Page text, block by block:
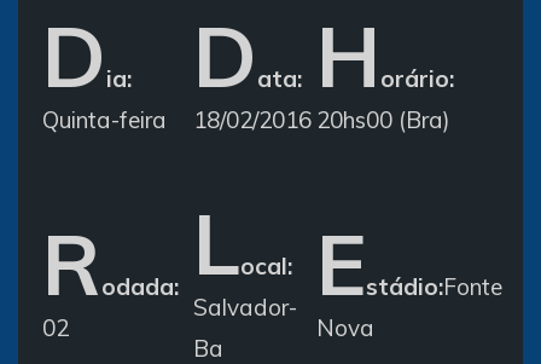
D ia:
Quinta-feira
D ata:
18/02/2016
H orário:
20hs00 (Bra)
Rodada:
02
Local:
Salvador-
Ba
Estádio:Fonte
Nova